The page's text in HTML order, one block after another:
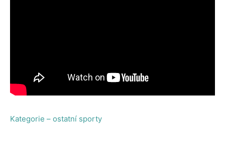
Kategorie – ostatní sporty